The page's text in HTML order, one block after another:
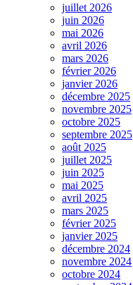
juillet 2026
juin 2026
mai 2026
avril 2026
mars 2026
février 2026
janvier 2026
décembre 2025
novembre 2025
octobre 2025
septembre 2025
août 2025
juillet 2025
juin 2025
mai 2025
avril 2025
mars 2025
février 2025
janvier 2025
décembre 2024
novembre 2024
octobre 2024